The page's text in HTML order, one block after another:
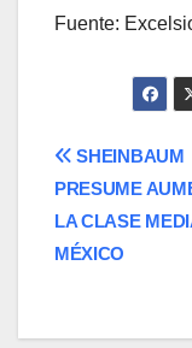
Fuente:
de
entradas
SHEINBAUM
PRESUME
LA CLASE
MÉXICO